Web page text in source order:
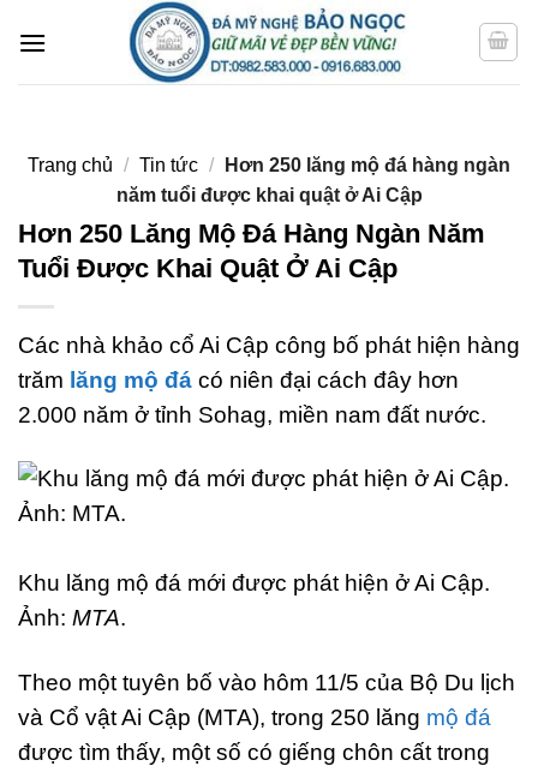
qua
Trang chủ / Tin tức /
Hơn 250 lăng mộ đá hàng ngàn
năm tuổi được khai quật ở Ai Cập
Hơn 250 Lăng Mộ Đá Hàng Ngàn Năm
Tuổi Được Khai Quật Ở Ai Cập
Các nhà khảo cổ Ai Cập công bố phát hiện hàng
trăm lăng mộ đá có niên đại cách đây hơn
2.000 năm ở tỉnh Sohag, miền nam đất nước.
Khu lăng mộ đá mới được phát hiện ở Ai Cập.
Ảnh: MTA.
Theo một tuyên bố vào hôm 11/5 của Bộ Du lịch
và Cổ vật Ai Cập (MTA), trong 250 lăng mộ đá
được tìm thấy, một số có giếng chôn cất trong